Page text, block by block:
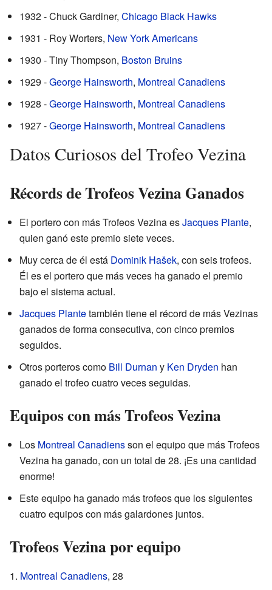
1932 - Chuck Gardiner, Chicago Black Hawks
1931 - Roy Worters, New York Americans
1930 - Tiny Thompson, Boston Bruins
1929 -George Hainsworth, Montreal Canadiens
1928 -George Hainsworth, Montreal Canadiens
1927 -George Hainsworth, Montreal Canadiens
Datos Curiosos del Trofeo Vezina
Récords de Trofeos Vezina Ganados
El portero con más Trofeos Vezina esJacques Plante,
quien ganó este premio siete veces.
Muy cerca de él está Dominik Hašek, con seis trofeos.
Él es el portero que más veces ha ganado el premio
bajo el sistema actual.
Jacques Plantetambién tiene el récord de más Vezinas
ganados de forma consecutiva, con cinco premios
seguidos.
Otros porteros como Bill Durnan y Ken Dryden han
ganado el trofeo cuatro veces seguidas.
Equipos con más Trofeos Vezina
Los Montreal Canadiensson el equipo que más Trofeos
Vezina ha ganado, con un total de 28. ¡Es una cantidad
enorme!
Este equipo ha ganado más trofeos que los siguientes
cuatro equipos con más galardones juntos.
Trofeos Vezina por equipo
Montreal Canadiens, 28